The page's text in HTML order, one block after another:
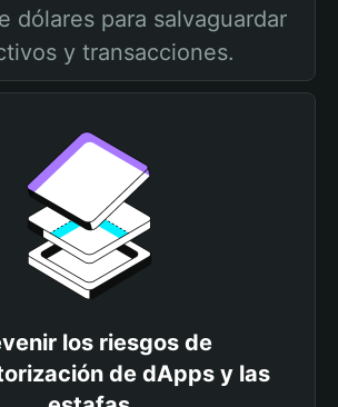
dólares para salvaguardar
y transacciones.
los riesgos de
de dApps y las